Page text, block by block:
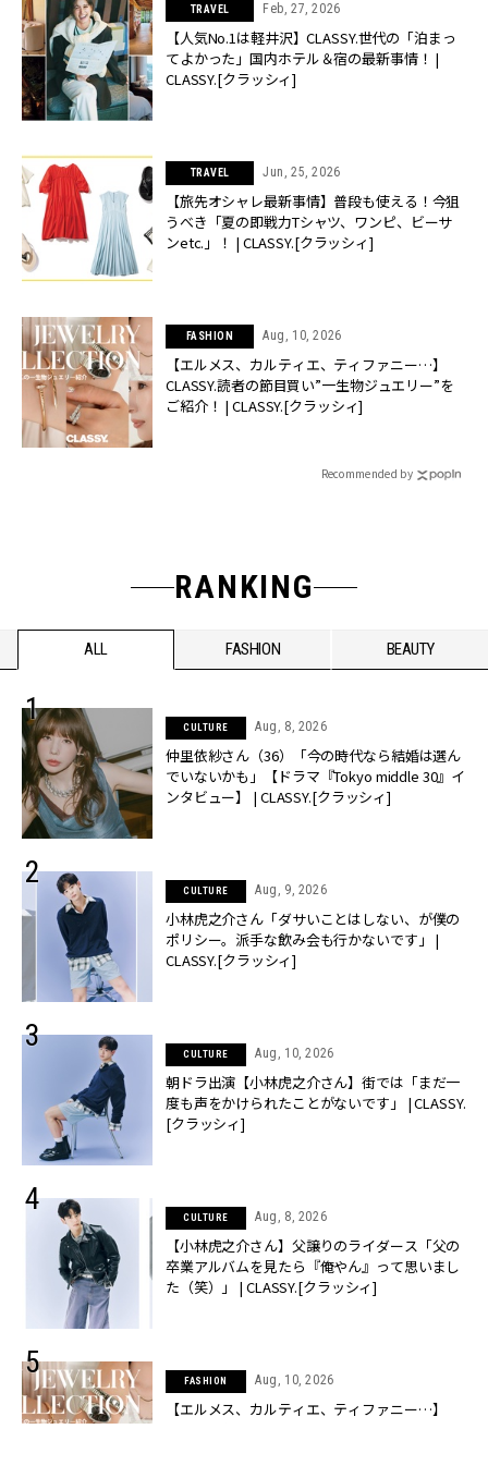
TRAVEL Feb, 27, 2026
【人気No.1は軽井沢】CLASSY.世代の「泊まっ
てよかった」国内ホテル＆宿の最新事情！ |
CLASSY.[クラッシィ]
TRAVEL Jun, 25, 2026
【旅先オシャレ最新事情】普段も使える！今狙
うべき「夏の即戦力Tシャツ、ワンピ、ビーサ
ンetc.」！ | CLASSY.[クラッシィ]
FASHION Aug, 10, 2026
【エルメス、カルティエ、ティファニー…】
CLASSY.読者の節目買い”一生物ジュエリー”を
ご紹介！ | CLASSY.[クラッシィ]
Recommended by
RANKING
ALL FASHION BEAUTY
CULTURE Aug, 8, 2026
仲里依紗さん（36）「今の時代なら結婚は選ん
でいないかも」【ドラマ『Tokyo middle 30』イ
ンタビュー】 | CLASSY.[クラッシィ]
CULTURE Aug, 9, 2026
小林虎之介さん「ダサいことはしない、が僕の
ポリシー。派手な飲み会も行かないです」 |
CLASSY.[クラッシィ]
CULTURE Aug, 10, 2026
朝ドラ出演【小林虎之介さん】街では「まだ一
度も声をかけられたことがないです」 | CLASSY.
[クラッシィ]
CULTURE Aug, 8, 2026
【小林虎之介さん】父譲りのライダース「父の
卒業アルバムを見たら『俺やん』って思いまし
た（笑）」 | CLASSY.[クラッシィ]
FASHION Aug, 10, 2026
【エルメス、カルティエ、ティファニー…】